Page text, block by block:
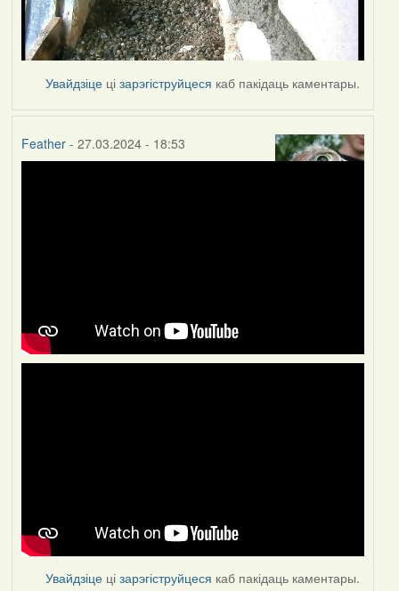
Увайдзіце цізарэгіструйцеся каб пакідаць каментары.
Feather- 27.03.2024 - 18:53
Увайдзіце цізарэгіструйцеся каб пакідаць каментары.